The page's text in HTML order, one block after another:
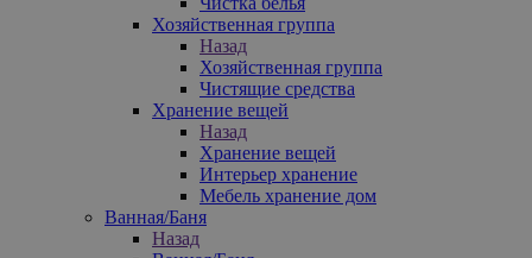
Хозяйственная группа
Назад
Хозяйственная группа
Чистящие средства
Хранение вещей
Назад
Хранение вещей
Интерьер хранение
Мебель хранение дом
Ванная/Баня
Назад